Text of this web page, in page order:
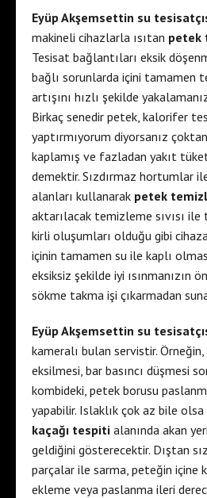
Eyüp Akşemsettin su
makineli cihazlarla ısıtan petek
Tesisat bağlantıları eksik
bağlı sorunlarda içini tamamen
artışını hızlı şekilde
Birkaç senedir petek, kalorifer
yaptırmıyorum diyorsanız
kaplamış ve fazladan yakıt
demektir. Sızdırmaz hortumlar
alanları kullanarak petek
aktarılacak temizleme sıvısı
kirli oluşumları olduğu gibi
içinin tamamen su ile kaplı
eksiksiz şekilde iyi ısınmanızın
sökme takma işi çıkarmadan
Eyüp Akşemsettin su
kameralı bulan servistir.
eksilmesi, bar basıncı düşmesi
kombideki, petek borusu
yapabilir. Islaklık çok az bile
kaçağı tespiti alanında akan
geldiğini gösterecektir. Dıştan
parçalar ile sarma, peteğin içine
ekleme veya paslanma ileri